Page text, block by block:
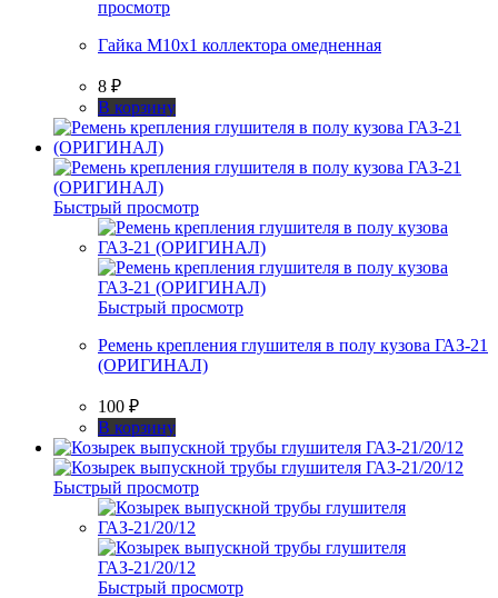
просмотр
Гайка М10х1 коллектора омедненная
8 ₽
В корзину
Быстрый просмотр
Быстрый просмотр
Ремень крепления глушителя в полу кузова ГАЗ-21
(ОРИГИНАЛ)
100 ₽
В корзину
Быстрый просмотр
Быстрый просмотр